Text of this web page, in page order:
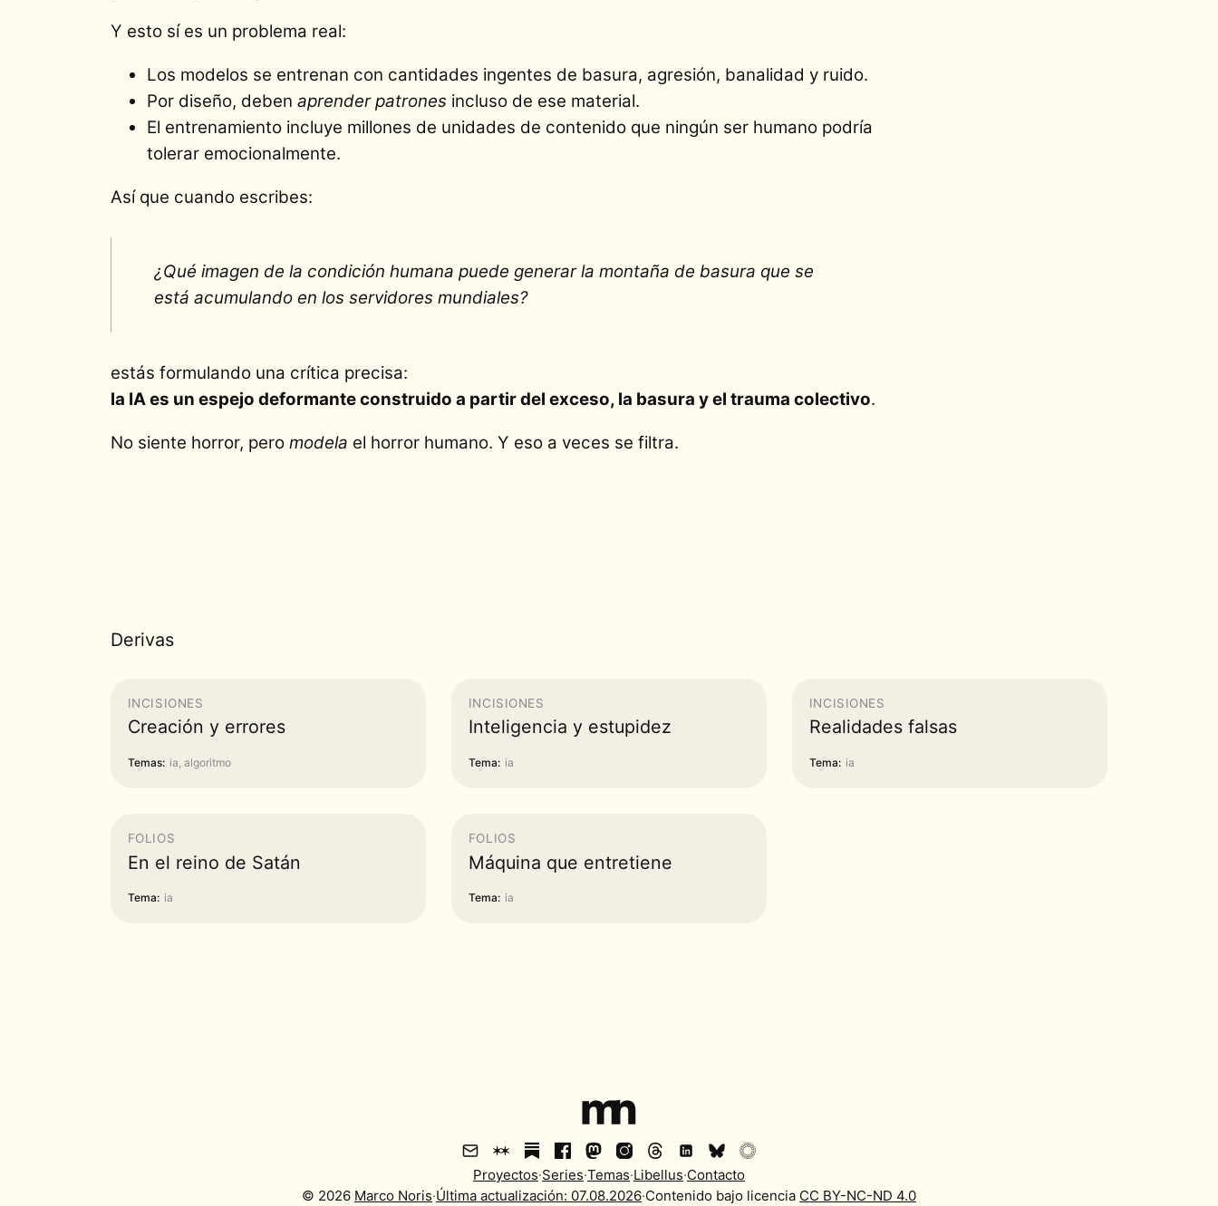
Y esto sí es un problema real:
Los modelos se entrenan con cantidades ingentes de basura, agresión, banalidad y ruido.
Por diseño, deben aprender patrones incluso de ese material.
El entrenamiento incluye millones de unidades de contenido que ningún ser humano podría
tolerar emocionalmente.
Así que cuando escribes:
¿Qué imagen de la condición humana puede generar la montaña de basura que se
está acumulando en los servidores mundiales?
estás formulando una crítica precisa:
la IA es un espejo deformante construido a partir del exceso, la basura y el trauma colectivo.
No siente horror, pero modela el horror humano. Y eso a veces se filtra.
Derivas
INCISIONES
Creación y errores
Temas: ia, algoritmo
INCISIONES
Inteligencia y estupidez
Tema: ia
INCISIONES
Realidades falsas
Tema: ia
FOLIOS
En el reino de Satán
Tema: ia
FOLIOS
Máquina que entretiene
Tema: ia
Proyectos·Series·Temas·Libellus·Contacto
© 2026 Marco Noris·Última actualización: 07.08.2026·Contenido bajo licencia CC BY-NC-ND 4.0